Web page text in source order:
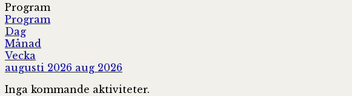
Program
Program
Dag
Månad
Vecka
augusti 2026 aug 2026
Inga kommande aktiviteter.